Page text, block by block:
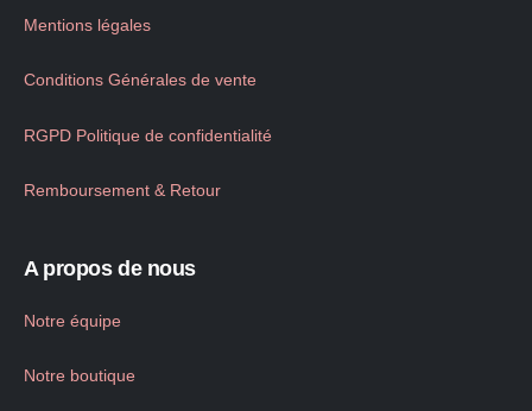
Mentions légales
Conditions Générales de vente
RGPD Politique de confidentialité
Remboursement & Retour
A propos de nous
Notre équipe
Notre boutique